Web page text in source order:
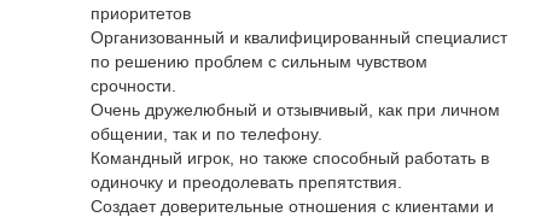
приоритетов
Организованный и квалифицированный специалист
по решению проблем с сильным чувством
срочности.
Очень дружелюбный и отзывчивый, как при личном
общении, так и по телефону.
Командный игрок, но также способный работать в
одиночку и преодолевать препятствия.
Создает доверительные отношения с клиентами и